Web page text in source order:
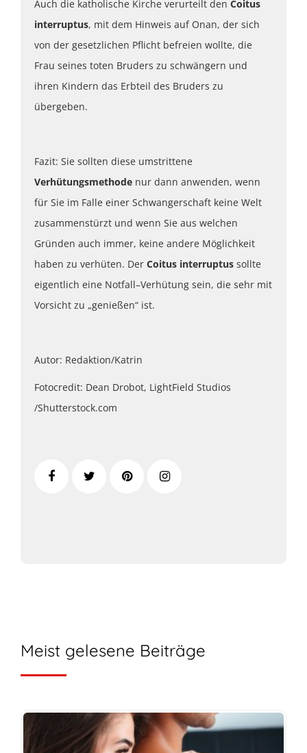
Auch die katholische Kirche verurteilt den Coitus
interruptus, mit dem Hinweis auf Onan, der sich
von der gesetzlichen Pflicht befreien wollte, die
Frau seines toten Bruders zu schwängern und
ihren Kindern das Erbteil des Bruders zu
übergeben.
Fazit: Sie sollten diese umstrittene
Verhütungsmethode nur dann anwenden, wenn
für Sie im Falle einer Schwangerschaft keine Welt
zusammenstürzt und wenn Sie aus welchen
Gründen auch immer, keine andere Möglichkeit
haben zu verhüten. Der Coitus interruptus sollte
eigentlich eine Notfall–Verhütung sein, die sehr mit
Vorsicht zu „genießen“ ist.
Autor: Redaktion/Katrin
Fotocredit: Dean Drobot, LightField Studios
/Shutterstock.com
Meist gelesene Beiträge